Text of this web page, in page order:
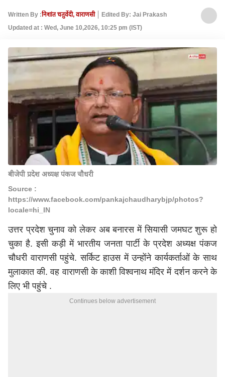
Written By :निशांत चतुर्वेदी, वाराणसी
Edited By: Jai Prakash
Updated at : Wed, June 10,2026, 10:25 pm (IST)
बीजेपी प्रदेश अध्यक्ष पंकज चौधरी
Source :
https://www.facebook.com/pankajchaudharybjp/photos?
locale=hi_IN
उत्तर प्रदेश चुनाव को लेकर अब बनारस में सियासी जमघट शुरू हो
चुका है. इसी कड़ी में भारतीय जनता पार्टी के प्रदेश अध्यक्ष पंकज
चौधरी वाराणसी पहुंचे. सर्किट हाउस में उन्होंने कार्यकर्ताओं के साथ
मुलाकात की. वह वाराणसी के काशी विश्वनाथ मंदिर में दर्शन करने के
लिए भी पहुंचे .
Continues below advertisement